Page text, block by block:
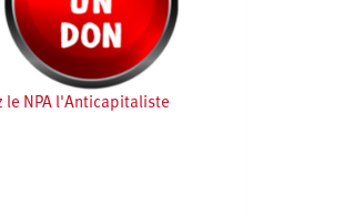
le NPA l'Anticapitaliste